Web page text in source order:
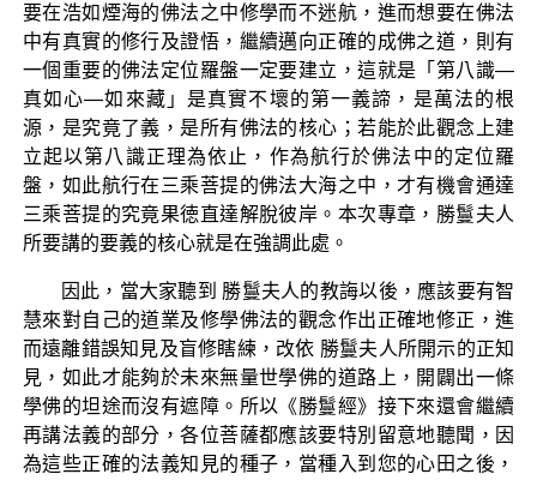
要在浩如煙海的佛法之中修學而不迷航，進而想要在佛法
中有真實的修行及證悟，繼續邁向正確的成佛之道，則有
一個重要的佛法定位羅盤一定要建立，這就是「第八識—
真如心—如來藏」是真實不壞的第一義諦，是萬法的根
源，是究竟了義，是所有佛法的核心；若能於此觀念上建
立起以第八識正理為依止，作為航行於佛法中的定位羅
盤，如此航行在三乘菩提的佛法大海之中，才有機會通達
三乘菩提的究竟果徳直達解脫彼岸。本次專章，勝鬘夫人
所要講的要義的核心就是在強調此處。
因此，當大家聽到 勝鬘夫人的教誨以後，應該要有智
慧來對自己的道業及修學佛法的觀念作出正確地修正，進
而遠離錯誤知見及盲修瞎練，改依 勝鬘夫人所開示的正知
見，如此才能夠於未來無量世學佛的道路上，開闢出一條
學佛的坦途而沒有遮障。所以《勝鬘經》接下來還會繼續
再講法義的部分，各位菩薩都應該要特別留意地聽聞，因
為這些正確的法義知見的種子，當種入到您的心田之後，